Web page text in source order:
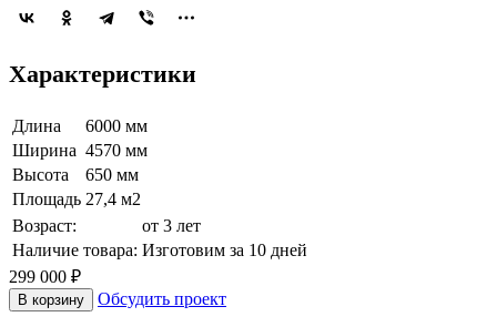
Характеристики
Длина
6000 мм
Ширина 4570 мм
Высота
650 мм
Площадь 27,4 м2
Возраст:
от 3 лет
Наличие товара: Изготовим за 10 дней
299 000 ₽
В корзину Обсудить проект